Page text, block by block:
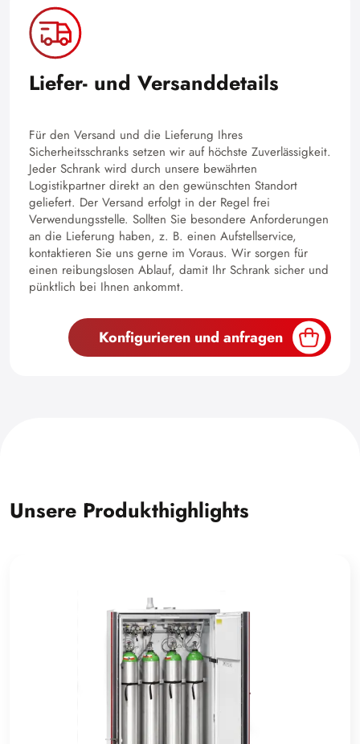
Liefer- und Versanddetails
Für den Versand und die Lieferung Ihres
Sicherheitsschranks setzen wir auf höchste Zuverlässigkeit.
Jeder Schrank wird durch unsere bewährten
Logistikpartner direkt an den gewünschten Standort
geliefert. Der Versand erfolgt in der Regel frei
Verwendungsstelle. Sollten Sie besondere Anforderungen
an die Lieferung haben, z. B. einen Aufstellservice,
kontaktieren Sie uns gerne im Voraus. Wir sorgen für
einen reibungslosen Ablauf, damit Ihr Schrank sicher und
pünktlich bei Ihnen ankommt.
Konfigurieren und anfragen
Unsere Produkthighlights